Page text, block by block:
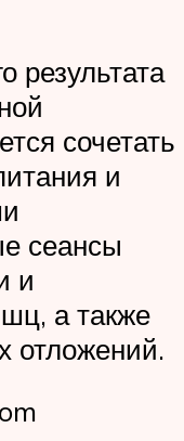
результата
сочетать
и
сеансы
и
а также
отложений.